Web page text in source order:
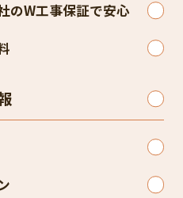
のW工事保証で安心